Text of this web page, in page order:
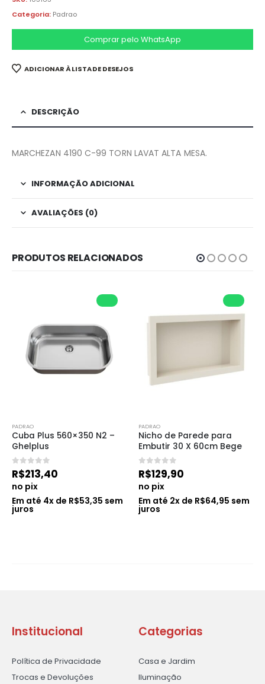
Categoria: Padrao
Comprar pelo WhatsApp
ADICIONAR À LISTA DE DESEJOS
DESCRIÇÃO
MARCHEZAN 4190 C-99 TORN LAVAT ALTA MESA.
INFORMAÇÃO ADICIONAL
AVALIAÇÕES (0)
PRODUTOS RELACIONADOS
PADRAO
Cuba Plus 560×350 N2 –
Ghelplus
0de 5
R$213,40
no pix
Em até 4x de R$53,35 sem
juros
PADRAO
Nicho de Parede para
Embutir 30 X 60cm Bege
0de 5
R$129,90
no pix
Em até 2x de R$64,95 sem
juros
Institucional
Política de Privacidade
Trocas e Devoluções
Categorias
Casa e Jardim
Iluminação